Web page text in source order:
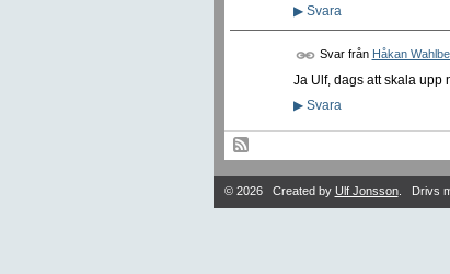
▶Svara
Svar från Håkan
Ja Ulf, dags att skala upp
▶Svara
© 2026 Created by Ulf Jonsson. Drivs